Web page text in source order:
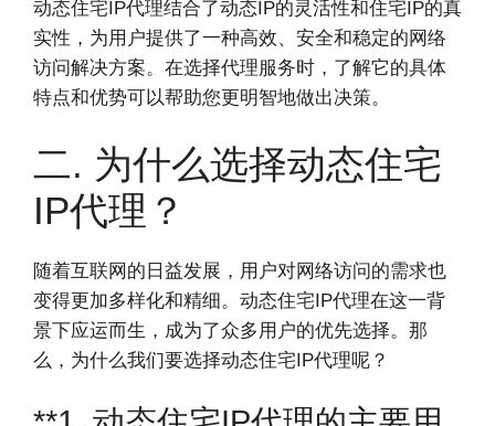
动态住宅IP代理结合了动态IP的灵活性和住宅IP的真
实性，为用户提供了一种高效、安全和稳定的网络
访问解决方案。在选择代理服务时，了解它的具体
特点和优势可以帮助您更明智地做出决策。
二. 为什么选择动态住宅
IP代理？
随着互联网的日益发展，用户对网络访问的需求也
变得更加多样化和精细。动态住宅IP代理在这一背
景下应运而生，成为了众多用户的优先选择。那
么，为什么我们要选择动态住宅IP代理呢？